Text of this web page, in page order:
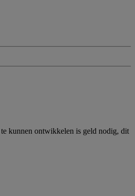
kunnen ontwikkelen is geld nodig, dit